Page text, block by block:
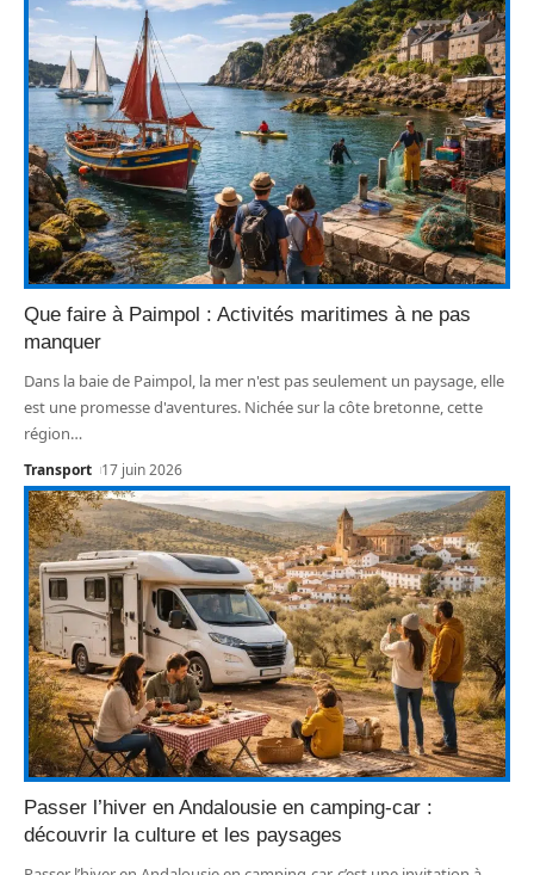
Que faire à Paimpol : Activités maritimes à ne pas
manquer
Dans la baie de Paimpol, la mer n'est pas seulement un paysage, elle
est une promesse d'aventures. Nichée sur la côte bretonne, cette
région…
Transport 17 juin 2026
Passer l’hiver en Andalousie en camping-car :
découvrir la culture et les paysages